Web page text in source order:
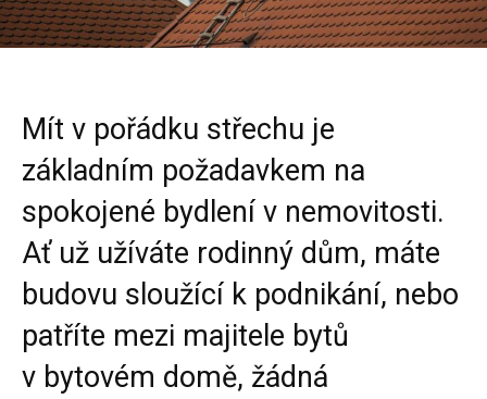
Mít v pořádku střechu je
základním požadavkem na
spokojené bydlení v nemovitosti.
Ať už užíváte rodinný dům, máte
budovu sloužící k podnikání, nebo
patříte mezi majitele bytů
v bytovém domě, žádná